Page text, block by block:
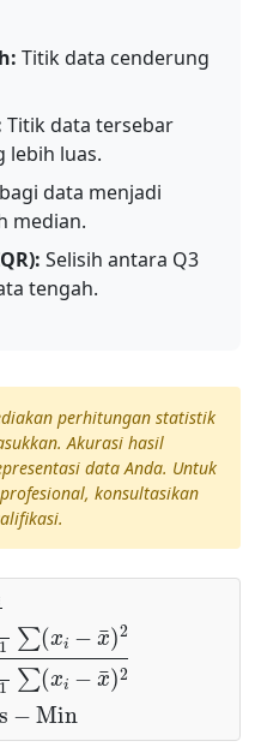
Titik data cenderung
Titik data tersebar
lebih luas.
data menjadi
median.
Selisih antara Q3
tengah.
perhitungan statistik
Akurasi hasil
data Anda. Untuk
konsultasikan
∑(xi 2
(xi−x¯)2
− Min